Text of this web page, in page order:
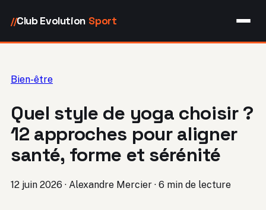
//Club Evolution Sport
Bien-être
Quel style de yoga choisir ?
12 approches pour aligner
santé, forme et sérénité
12 juin 2026 · Alexandre Mercier · 6 min de lecture